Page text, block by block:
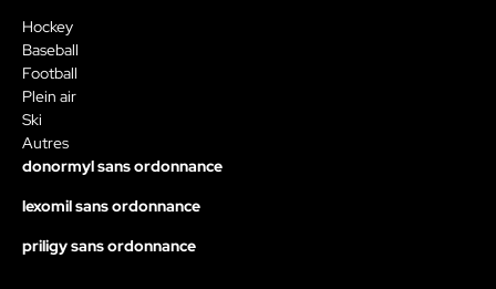
Hockey
Baseball
Football
Plein air
Ski
Autres
donormyl sans ordonnance
lexomil sans ordonnance
priligy sans ordonnance